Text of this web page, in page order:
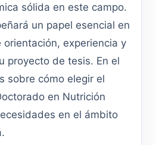
sólida en este campo.
un papel esencial en
experiencia y
proyecto de tesis. En el
sobre cómo elegir el
en Nutrición
en el ámbito